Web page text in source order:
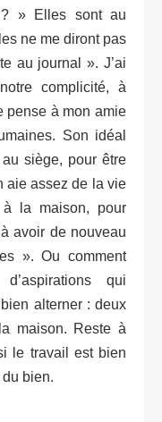
» Elles sont au
ne me diront pas
au journal ». J’ai
complicité, à
pense à mon amie
Son idéal
siège, pour être
aie assez de la vie
la maison, pour
avoir de nouveau
». Ou comment
qui
alterner : deux
maison. Reste à
le travail est bien
du bien.